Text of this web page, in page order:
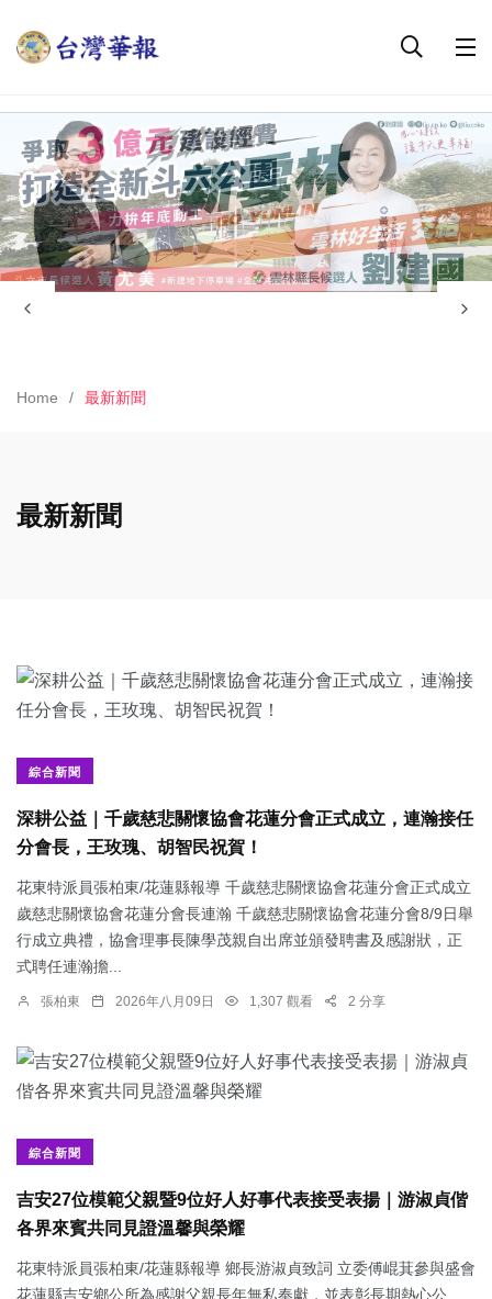
Home 最新新聞
最新新聞
綜合新聞
深耕公益｜千歲慈悲關懷協會花蓮分會正式成立，連瀚接任
分會長，王玫瑰、胡智民祝賀！
花東特派員張柏東/花蓮縣報導 千歲慈悲關懷協會花蓮分會正式成立
歲慈悲關懷協會花蓮分會長連瀚 千歲慈悲關懷協會花蓮分會8/9日舉
行成立典禮，協會理事長陳學茂親自出席並頒發聘書及感謝狀，正
式聘任連瀚擔...
張柏東 2026年八月09日 1,307 觀看 2 分享
綜合新聞
吉安27位模範父親暨9位好人好事代表接受表揚｜游淑貞偕
各界來賓共同見證溫馨與榮耀
花東特派員張柏東/花蓮縣報導 鄉長游淑貞致詞 立委傅崐萁參與盛會
花蓮縣吉安鄉公所為感謝父親長年無私奉獻，並表彰長期熱心公